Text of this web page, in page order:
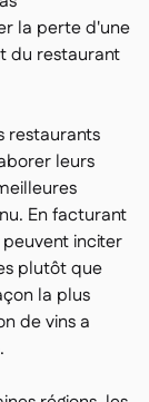
la perte d'une
du restaurant
restaurants
leurs
En facturant
inciter
plutôt que
la plus
de vins a